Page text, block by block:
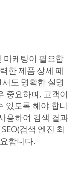
마케팅이 필요합
한 제품 상세 페
도 명확한 설명
중요하며, 고객이
있도록 해야 합니
용하여 검색 결과
검색 엔진 최
합니다.